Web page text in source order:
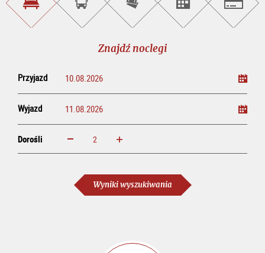
Znajdź
noclegi
Rezerwacja
wycieczek
Kup
bilety
on-
Szukaj
imprez
Znajdź noclegi
Przyjazd
Wyjazd
Dorośli powiększ zmniejsz
Wyniki wyszukiwania